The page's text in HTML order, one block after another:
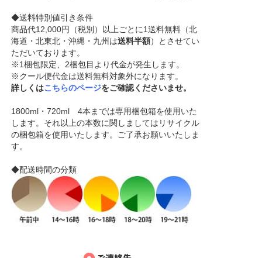
◆送料特別値引き条件
商品代12,000円（税別）以上ごとに1送料無料（北
海道・北東北・沖縄・九州は送料半額）とさせてい
ただいております。
※1梱包限定、2梱包目より代金が発生します。
※クール便代金は送料無料対象外になります。
詳しくはこちらのページをご確認くださいませ。
1800ml・720ml 4本までは専用梱包箱を使用いた
します。それ以上の本数に関しましてはリサイクル
の梱包箱を使用いたします。ご了承お願いいたしま
す。
◆配送時間の分類